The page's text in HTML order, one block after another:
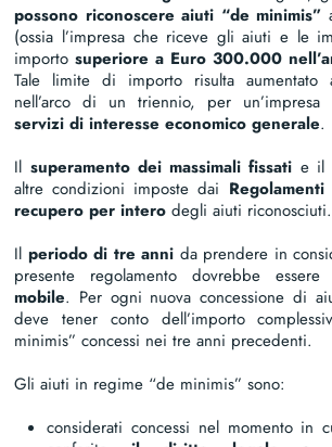
possono riconoscere aiuti “de minimis”
(ossia l’impresa che riceve gli aiuti e le
importosuperiore a Euro 300.000
Tale limite di importo risulta aumentato
nell’arco di un triennio, per un’impresa
servizi di interesse economico generale.
Il superamento dei massimali fissati e il
altre condizioni imposte dai Regolamenti
recupero per intero degli aiuti riconosciuti.
Il periodo di tre anni da prendere in
presente regolamento dovrebbe essere
mobile. Per ogni nuova concessione di
deve tener conto dell’importo
minimis” concessi nei tre anni precedenti.
Gli aiuti in regime “de minimis” sono:
considerati concessi nel momento in